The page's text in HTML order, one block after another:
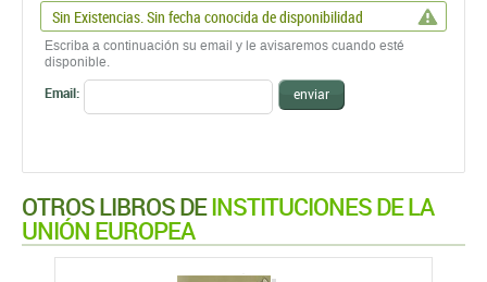
Escriba a continuación su email y le avisaremos cuando esté
disponible.
Email:
OTROS LIBROS DEINSTITUCIONES DE LA
UNIÓN EUROPEA